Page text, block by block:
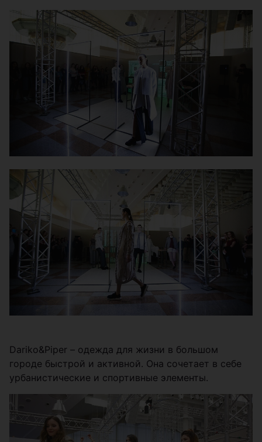
Dariko&Piper – одежда для жизни в большом
городе быстрой и активной. Она сочетает в себе
урбанистические и спортивные элементы.